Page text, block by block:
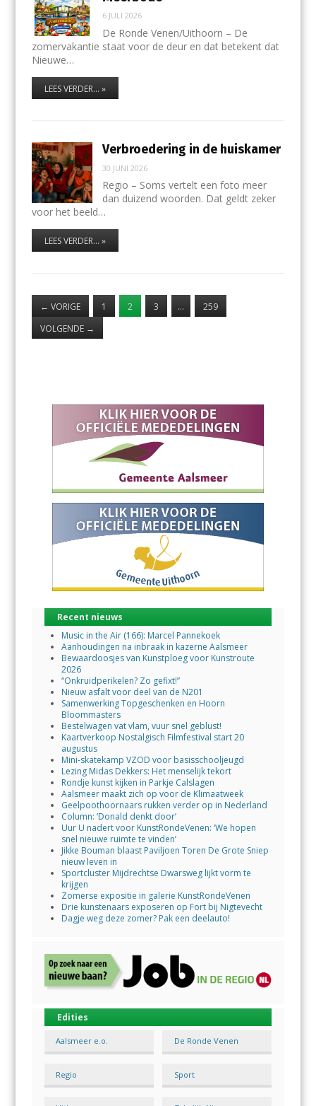
6 JULI 2026
De Ronde Venen/Uithoorn – De
zomervakantie staat voor de deur en dat betekent dat
Nieuwe…
LEES VERDER... »
Verbroedering in de huiskamer
30 JUNI 2026
Regio – Soms vertelt een foto meer
dan duizend woorden. Dat geldt zeker
voor het beeld…
LEES VERDER... »
← VORIGE 1 2 3 …
259
VOLGENDE →
Recent nieuws
Music in the Air (166): Marcel Pannekoek
Aanhoudingen na inbraak in kazerne Aalsmeer
Bewaardoosjes van Kunstploeg voor Kunstroute
2026
“Onkruidperikelen? Zo gefixt!”
Nieuw asfalt voor deel van de N201
Samenwerking Topgeschenken en Hoorn
Bloommasters
Bestelwagen vat vlam, vuur snel geblust!
Kaartverkoop Nostalgisch Filmfestival start 20
augustus
Mini-skatekamp VZOD voor basisschooljeugd
Lezing Midas Dekkers: Het menselijk tekort
Rondje kunst kijken in Parkje Calslagen
Aalsmeer maakt zich op voor de Klimaatweek
Geelpoothoornaars rukken verder op in Nederland
Column: ‘Donald denkt door’
Uur U nadert voor KunstRondeVenen: ‘We hopen
snel nieuwe ruimte te vinden’
Jikke Bouman blaast Paviljoen Toren De Grote Sniep
nieuw leven in
Sportcluster Mijdrechtse Dwarsweg lijkt vorm te
krijgen
Zomerse expositie in galerie KunstRondeVenen
Drie kunstenaars exposeren op Fort bij Nigtevecht
Dagje weg deze zomer? Pak een deelauto!
Edities
Aalsmeer e.o. De Ronde Venen
Regio Sport